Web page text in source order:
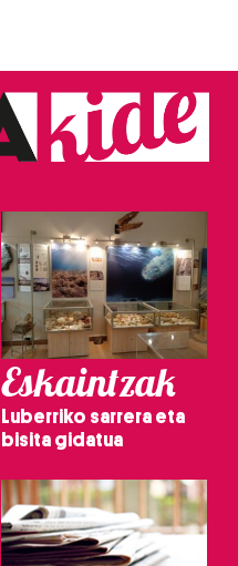
Eskaintzak
Luberriko sarrera eta
bisita gidatua